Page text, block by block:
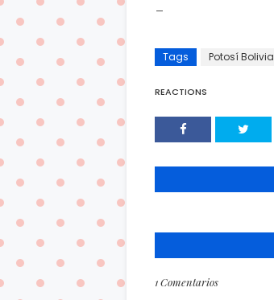
Tags Potosí Bolivia
REACTIONS
1 Comentarios